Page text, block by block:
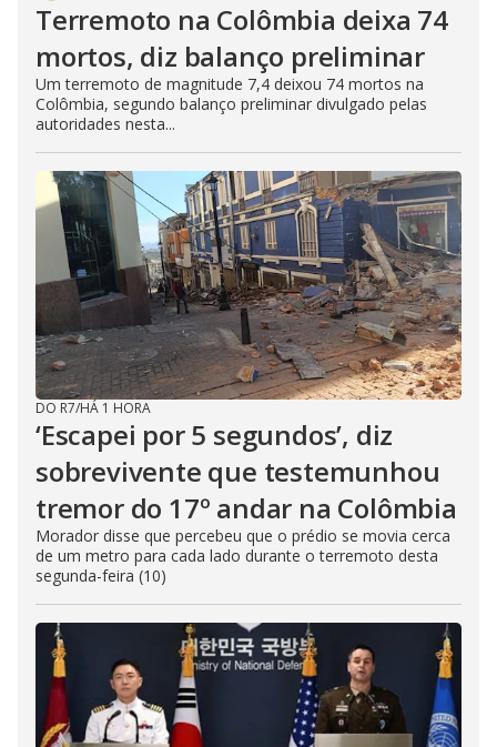
Terremoto na Colômbia deixa 74
mortos, diz balanço preliminar
Um terremoto de magnitude 7,4 deixou 74 mortos na
Colômbia, segundo balanço preliminar divulgado pelas
autoridades nesta...
DO R7/HÁ 1 HORA
‘Escapei por 5 segundos’, diz
sobrevivente que testemunhou
tremor do 17º andar na Colômbia
Morador disse que percebeu que o prédio se movia cerca
de um metro para cada lado durante o terremoto desta
segunda-feira (10)